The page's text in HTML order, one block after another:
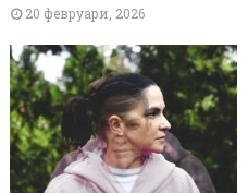
20 февруари, 2026